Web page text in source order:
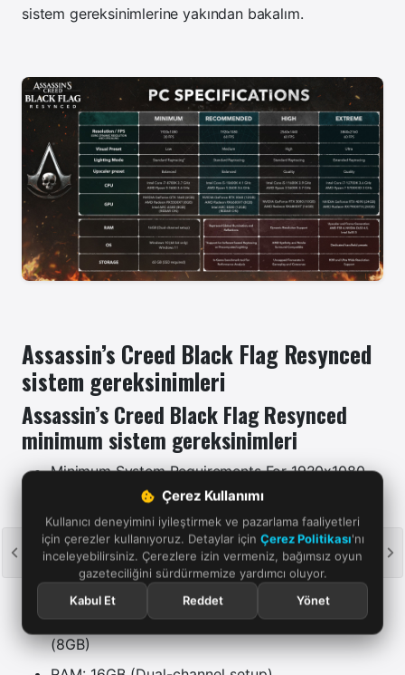
Çerez Kullanımı
Kullanıcı deneyimini iyileştirmek ve pazarlama faaliyetleri
için çerezler kullanıyoruz. Detaylar için Çerez Politikası'nı
inceleyebilirsiniz. Çerezlere izin vermeniz, bağımsız oyun
gazeteciliğini sürdürmemize yardımcı oluyor.
Kabul Et
Reddet Yönet
sistem gereksinimlerine yakından bakalım.
Assassin’s Creed Black Flag Resynced
sistem gereksinimleri
Assassin’s Creed Black Flag Resynced
minimum sistem gereksinimleri
Minimum System Requirements For 1920x1080,
30 FPS, Low Preset, Ray Tracing – Standard,
Upscaler – Balanced
CPU: Intel Core i7-8700K 3.7 GHz,AMDRyzen
5 3600 3.6 GHz
GPU: NVIDIA GeForce GTX 1660 (6GB), AMD
Radeon RX5500XT (8GB) or Intel ARC A580
(8GB)